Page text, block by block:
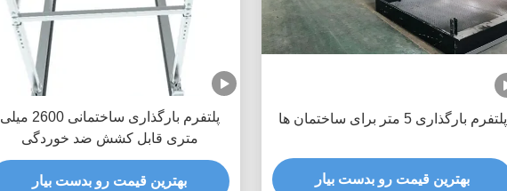
پلتفرم بارگذاری 5 متر برای ساختمان ها
بهترین قیمت رو بدست بیار
پلتفرم بارگذاری ساختمانی 2600 میلی
متری قابل کشش ضد خوردگی
بهترین قیمت رو بدست بیار